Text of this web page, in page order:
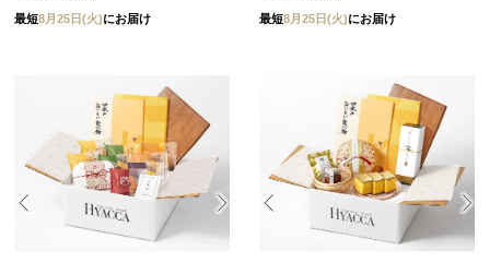
最短8月25日(火)にお届け 最短8月25日(火)にお届け